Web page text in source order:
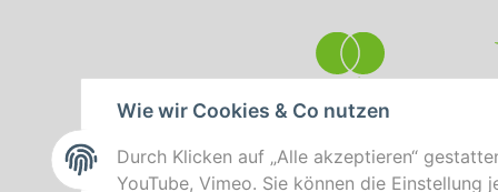
Wie wir Cookies & Co nutzen
Durch Klicken auf „Alle akzeptieren“
YouTube, Vimeo. Sie können die